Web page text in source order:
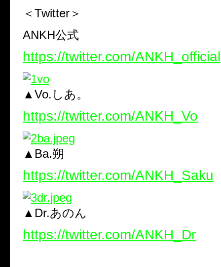
＜Twitter＞
ANKH公式
https://twitter.com/ANKH_official
▲Vo.しあ。
https://twitter.com/ANKH_Vo
▲Ba.朔
https://twitter.com/ANKH_Saku
▲Dr.あのん
https://twitter.com/ANKH_Dr